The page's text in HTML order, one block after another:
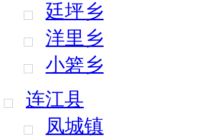
廷坪乡
洋里乡
小箬乡
连江县
凤城镇